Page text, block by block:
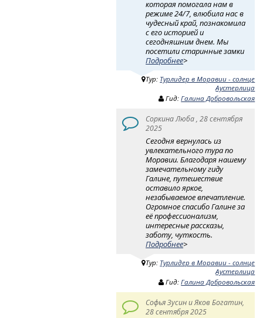
которая помогала нам в
режиме 24/7, влюбила нас в
чудесный край, познакомила
с его историей и
сегодняшним днем. Мы
посетили старинные замки
Подробнее>
Тур: Турлидер в Моравии - солнце
Аустерлица
Гид:Галина Добровольская
Соркина Люба , 28 сентября
2025
Сегодня вернулась из
увлекательного тура по
Моравии. Благодаря нашему
замечательному гиду
Галине, путешествие
оставило яркое,
незабываемое впечатление.
Огромное спасибо Галине за
её профессионализм,
интересные рассказы,
заботу, чуткость.
Подробнее>
Тур: Турлидер в Моравии - солнце
Аустерлица
Гид:Галина Добровольская
Софья Зусин и Яков Богатин,
28 сентября 2025